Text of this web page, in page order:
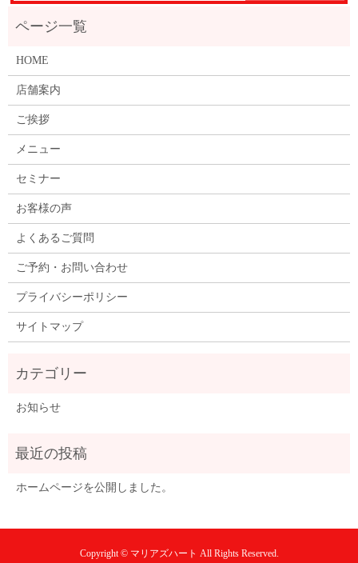
HOME
店舗案内
ご挨拶
メニュー
セミナー
お客様の声
よくあるご質問
ご予約・お問い合わせ
プライバシーポリシー
サイトマップ
お知らせ
ホームページを公開しました。
Copyright © マリアズハート All Rights Reserved.